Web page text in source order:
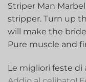
Striper Man
stripper. Turn up
will make the
Pure muscle and
Le migliori feste di